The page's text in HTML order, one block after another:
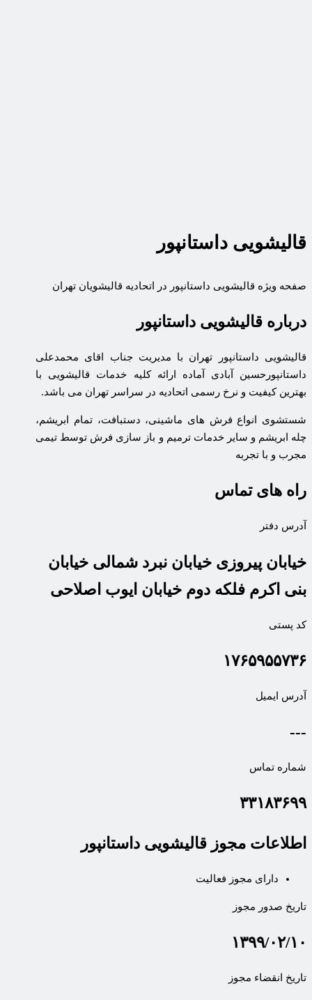
قالیشویی داستانپور
صفحه ویژه قالیشویی داستانپور در اتحادیه قالیشویان تهران
درباره قالیشویی داستانپور
قالیشویی داستانپور تهران با مدیریت جناب اقای محمدعلی
داستانپورحسین آبادی آماده ارائه کلیه خدمات قالیشویی با
بهترین کیفیت و نرخ رسمی اتحادیه در سراسر تهران می باشد.
شستشوی انواع فرش های ماشینی، دستبافت، تمام ابریشم،
چله ابریشم و سایر خدمات ترمیم و باز سازی فرش توسط تیمی
مجرب و با تجربه
راه های تماس
آدرس دفتر
خیابان پیروزی خیابان نبرد شمالی خیابان
بنی اکرم فلکه دوم خیابان ایوب اصلاحی
کد پستی
۱۷۶۵۹۵۵۷۳۶
آدرس ایمیل
---
شماره تماس
۳۳۱۸۳۶۹۹
اطلاعات مجوز قالیشویی داستانپور
دارای مجوز فعالیت
تاریخ صدور مجوز
۱۳۹۹/۰۲/۱۰
تاریخ انقضاء مجوز